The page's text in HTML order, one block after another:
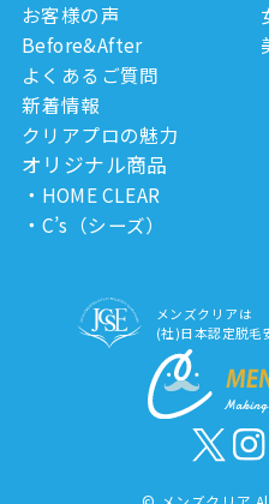
お客様の声
Before&After
よくあるご質問
新着情報
クリアプロの魅力
オリジナル商品
HOME CLEAR
C’s（シーズ）
メンズクリアは
(社)日本認定脱毛